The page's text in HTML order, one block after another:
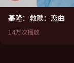
基隆：救赎：恋曲
14万次播放